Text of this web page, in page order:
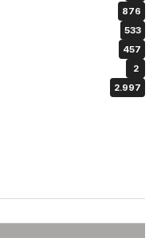
876
533
457
2
2.997